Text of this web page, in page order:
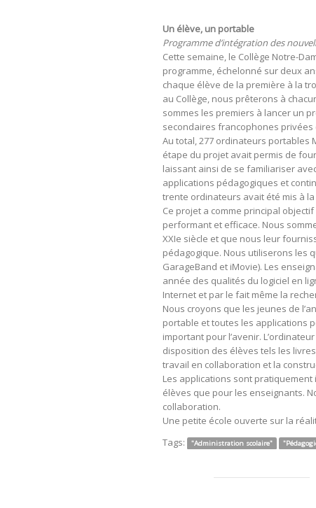
Un élève, un portable
Programme d’intégration des
Cette semaine, le Collège Notre-
programme, échelonné sur deux
chaque élève de la première à la
au Collège, nous prêterons à
sommes les premiers à lancer un
secondaires francophones privées
Au total, 277 ordinateurs portables
étape du projet avait permis de
laissant ainsi de se familiariser
applications pédagogiques et
trente ordinateurs avait été mis à
Ce projet a comme principal
performant et efficace. Nous
XXIe siècle et que nous leur
pédagogique. Nous utiliserons les
GarageBand et iMovie). Les
année des qualités du logiciel en
Internet et par le fait même la
Nous croyons que les jeunes de
portable et toutes les applications
important pour l’avenir.
disposition des élèves tels les
travail en collaboration et la
Les applications sont
élèves que pour les enseignants.
collaboration.
Une petite école ouverte sur la
Tags:
"Administration scolaire"